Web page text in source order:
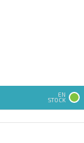
EN
STOCK